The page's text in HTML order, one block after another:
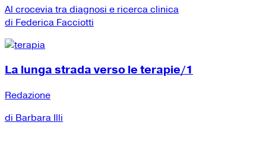
Al crocevia tra diagnosi e ricerca clinica
di Federica Facciotti
La lunga strada verso le terapie/1
Redazione
di Barbara Illi